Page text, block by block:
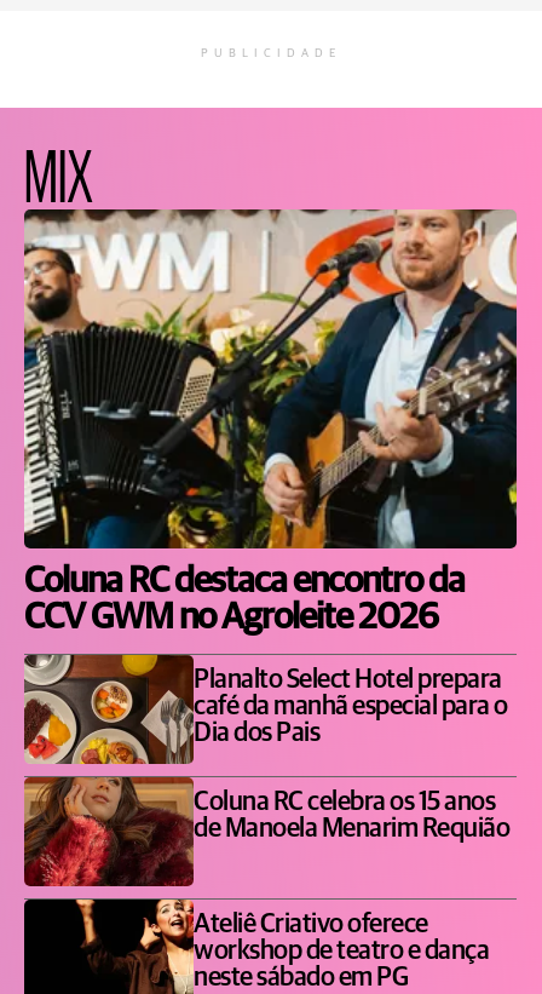
PUBLICIDADE
MIX
Coluna RC destaca encontro da
CCV GWM no Agroleite 2026
Planalto Select Hotel prepara
café da manhã especial para o
Dia dos Pais
Coluna RC celebra os 15 anos
de Manoela Menarim Requião
Ateliê Criativo oferece
workshop de teatro e dança
neste sábado em PG